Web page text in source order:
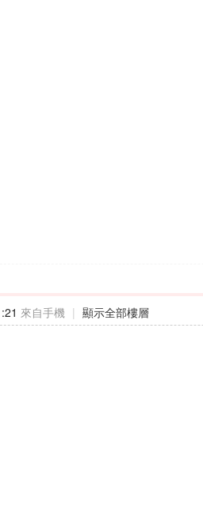
來自手機 | 顯示全部樓層